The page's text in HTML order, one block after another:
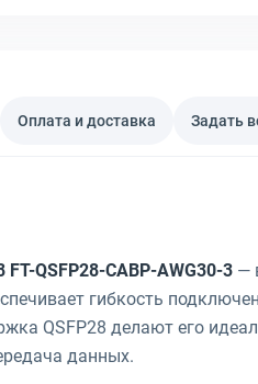
Оплата и доставка Задать
QSFP28-CABP-AWG30-3 —
гибкость
QSFP28 делают его
данных.